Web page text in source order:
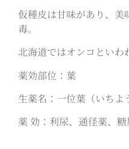
仮種皮は甘味があり、美
毒。
北海道ではオンコといわ
薬効部位：葉
生薬名：一位葉（いちよ
薬 効：利尿、通径薬、糖